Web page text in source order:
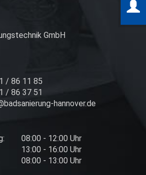
GmbH
/ 86 11 85
/ 86 37 51
hannover.de
08:00 - 12:00 Uhr
13:00 - 16:00 Uhr
08:00 - 13:00 Uhr